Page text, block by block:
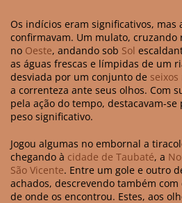
Os indícios eram significativos, mas
confirmavam. Um mulato, cruzando
no Oeste, andando sob Sol
as águas frescas e límpidas de um
desviada por um conjunto de
a correnteza ante seus olhos. Com
pela ação do tempo, destacavam-
peso significativo.
Jogou algumas no embornal a
chegando à cidade de Taubaté, a
São Vicente. Entre um gole e outro
achados, descrevendo também
de onde os encontrou. Estes, aos